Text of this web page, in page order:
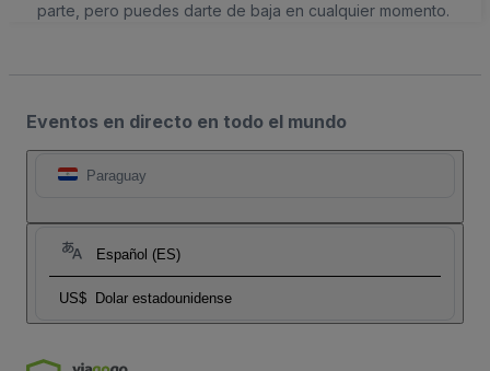
parte, pero puedes darte de baja en cualquier momento.
Eventos en directo en todo el mundo
Paraguay
Español (ES)
US$ Dolar estadounidense